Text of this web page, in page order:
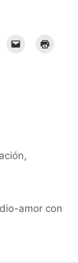
,
amor con